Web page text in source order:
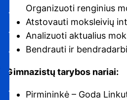
Organizuoti renginius
Atstovauti moksleivių
Analizuoti aktualius
Bendrauti ir
Gimnazistų tarybos nariai:
Pirmininkė – Goda